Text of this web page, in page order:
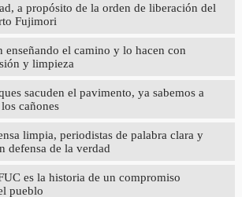
a propósito de la orden de liberación del
Fujimori
enseñando el camino y lo hacen con
y limpieza
sacuden el pavimento, ya sabemos a
cañones
limpia, periodistas de palabra clara y
defensa de la verdad
es la historia de un compromiso
pueblo